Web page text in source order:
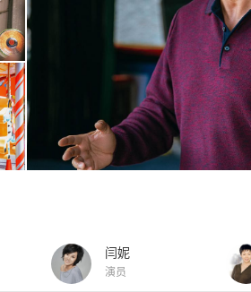
闫妮
演员